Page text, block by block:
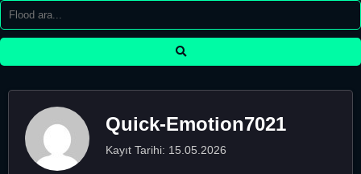
Quick-Emotion7021
Kayıt Tarihi: 15.05.2026